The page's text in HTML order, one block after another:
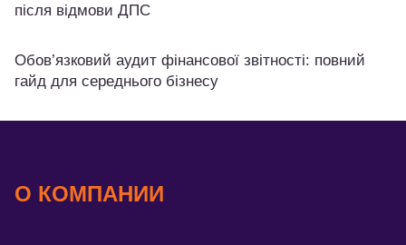
після відмови ДПС
Обов’язковий аудит фінансової звітності: повний
гайд для середнього бізнесу
О КОМПАНИИ